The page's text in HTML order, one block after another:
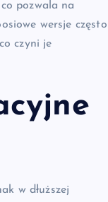
pozwala na
wersje często
czyni je
w dłuższej